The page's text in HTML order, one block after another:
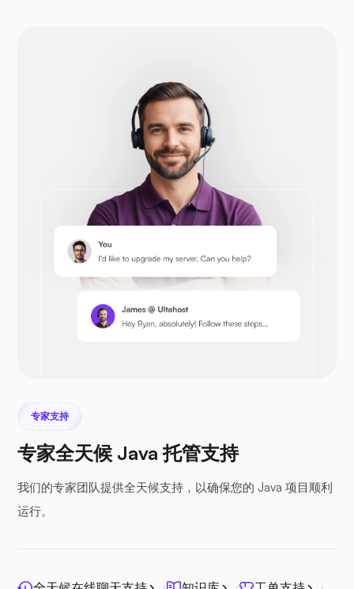
Drupal
Opencart
Seafile
专家支持
专家全天候 Java 托管支持
我们的专家团队提供全天候支持，以确保您的 Java 项目顺利
运行。